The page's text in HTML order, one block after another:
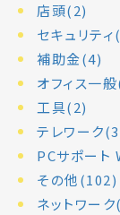
店頭(2)
セキュリテ
補助金(4)
オフィス一
工具(2)
テレワーク
PCサポー
その他(102)
ネットワー